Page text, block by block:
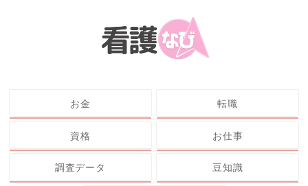
お金 転職
資格 お仕事
調査データ 豆知識